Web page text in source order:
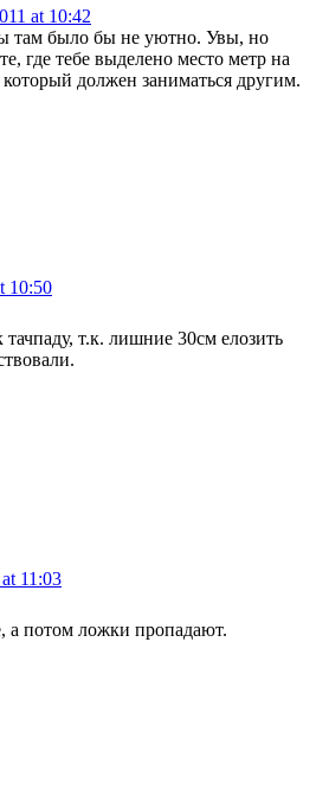
at 10:42
там было бы не уютно. Увы, но
где тебе выделено место метр на
должен заниматься другим.
10:50
т.к. лишние 30см елозить
11:03
а потом ложки пропадают.